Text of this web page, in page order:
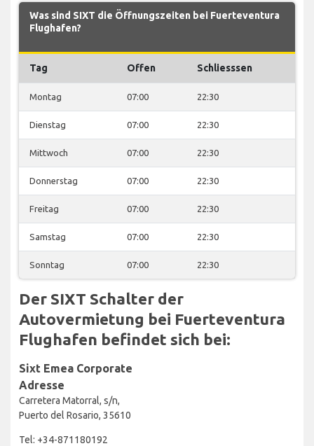
Was sind SIXT die Öffnungszeiten bei Fuerteventura
Flughafen?
Tag Offen Schliesssen
Montag 07:00 22:30
Dienstag 07:00 22:30
Mittwoch 07:00 22:30
Donnerstag 07:00 22:30
Freitag 07:00 22:30
Samstag 07:00 22:30
Sonntag 07:00 22:30
Der SIXT Schalter der
Autovermietung bei Fuerteventura
Flughafen befindet sich bei:
Sixt Emea Corporate
Adresse
Carretera Matorral, s/n,
Puerto del Rosario, 35610
Tel: +34-871180192